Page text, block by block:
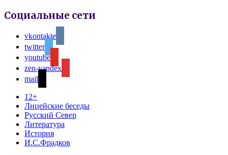
Социальные сети
vkontakte
twitter
youtube
zen-yandex
mail
12+
Лицейские беседы
Русский Север
Литература
История
И.С.Фрадков